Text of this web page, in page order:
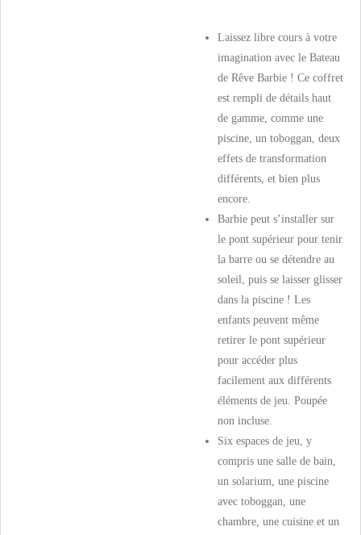
Laissez libre cours à votre
imagination avec le Bateau
de Rêve Barbie ! Ce coffret
est rempli de détails haut
de gamme, comme une
piscine, un toboggan, deux
effets de transformation
différents, et bien plus
encore.
Barbie peut s’installer sur
le pont supérieur pour tenir
la barre ou se détendre au
soleil, puis se laisser glisser
dans la piscine ! Les
enfants peuvent même
retirer le pont supérieur
pour accéder plus
facilement aux différents
éléments de jeu. Poupée
non incluse.
Six espaces de jeu, y
compris une salle de bain,
un solarium, une piscine
avec toboggan, une
chambre, une cuisine et un